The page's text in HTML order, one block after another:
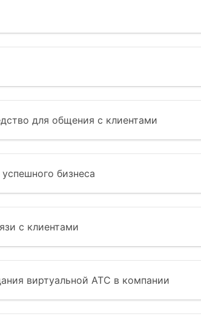
для общения с клиентами
бизнеса
с клиентами
виртуальной АТС в компании